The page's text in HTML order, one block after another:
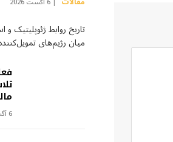
تاریخ روابط ژئوپلیتیک
میان رژیم‌های
6 آگست 2026